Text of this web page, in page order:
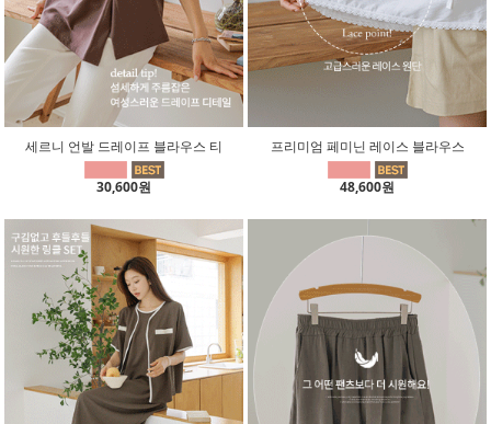
세르니 언발 드레이프 블라우스 티
30,600원
프리미엄 페미닌 레이스 블라우스
48,600원